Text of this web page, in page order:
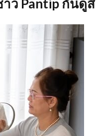
ว Pantip กันดูสิ